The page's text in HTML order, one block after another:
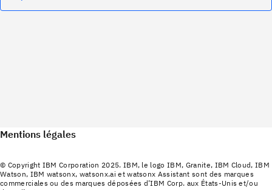
Mentions légales
© Copyright IBM Corporation 2025. IBM, le logo IBM, Granite, IBM Cloud, IBM
Watson, IBM watsonx, watsonx.ai et watsonx Assistant sont des marques
commerciales ou des marques déposées d’IBM Corp. aux États-Unis et/ou